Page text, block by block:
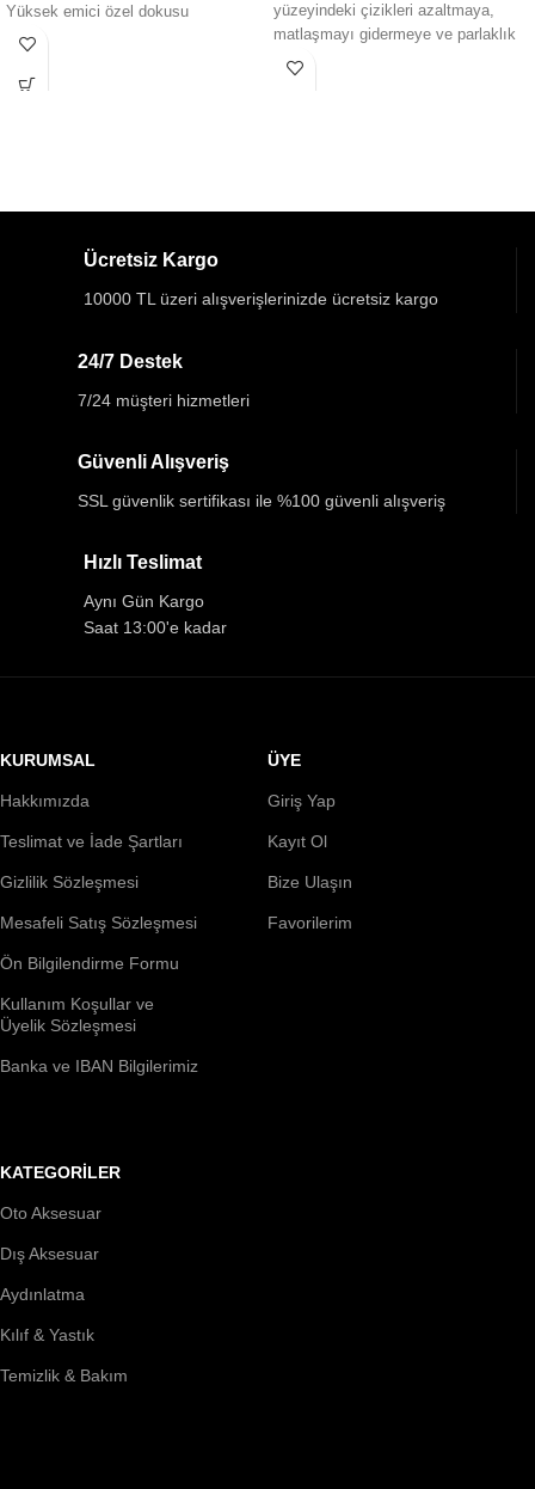
Yüksek emici özel dokusu
yüzeyindeki çizikleri azaltmaya,
matlaşmayı gidermeye ve parlaklık
kazandırmaya
Ücretsiz Kargo
10000 TL üzeri alışverişlerinizde ücretsiz kargo
24/7 Destek
7/24 müşteri hizmetleri
Güvenli Alışveriş
SSL güvenlik sertifikası ile %100 güvenli alışveriş
Hızlı Teslimat
Aynı Gün Kargo
Saat 13:00'e kadar
KURUMSAL
Hakkımızda
Teslimat ve İade Şartları
Gizlilik Sözleşmesi
Mesafeli Satış Sözleşmesi
Ön Bilgilendirme Formu
Kullanım Koşullar ve
Üyelik Sözleşmesi
Banka ve IBAN Bilgilerimiz
ÜYE
Giriş Yap
Kayıt Ol
Bize Ulaşın
Favorilerim
KATEGORİLER
Oto Aksesuar
Dış Aksesuar
Aydınlatma
Kılıf & Yastık
Temizlik & Bakım